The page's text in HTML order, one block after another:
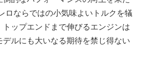
ロならではの小気味よいトルクを犠
ップエンドまで伸びるエンジンは
ルにも大いなる期待を禁じ得ない